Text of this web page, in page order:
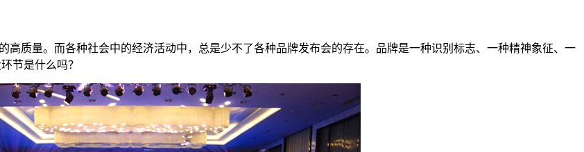
质量。而各种社会中的经济活动中，总是少不了各种品牌发布会的存在。品牌是一种识别标志、一种精神象征、一
节是什么吗？